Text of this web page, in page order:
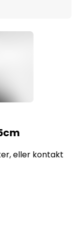
eller kontakt